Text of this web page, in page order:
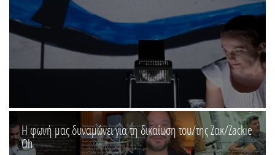
Η φωνή μας δυναμώνει για τη δικαίωση του/της Ζακ/Zackie
Oh